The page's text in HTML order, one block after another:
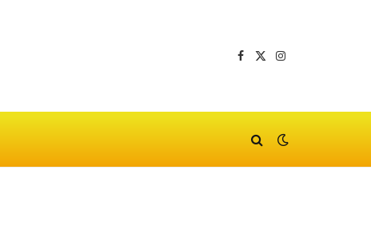
Facebook
X
Instagram